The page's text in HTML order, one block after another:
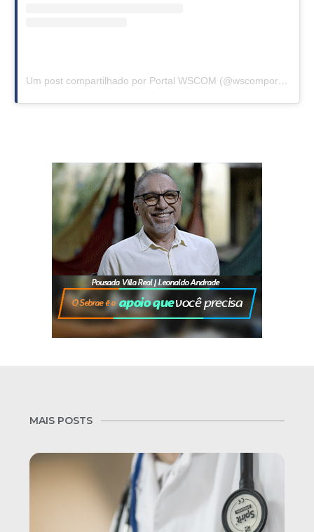
Um post compartilhado por Portal WSCOM (@wscomportal)
MAIS POSTS